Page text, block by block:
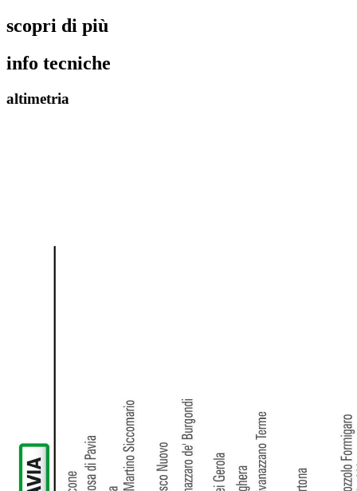
scopri di più
info tecniche
altimetria